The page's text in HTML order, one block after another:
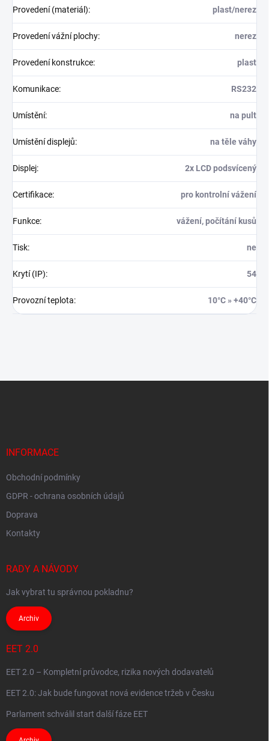
Provedení (materiál): plast/nerez
Provedení vážní plochy: nerez
Provedení konstrukce: plast
Komunikace: RS232
Umístění: na pult
Umístění displejů: na těle váhy
Displej: 2x LCD podsvícený
Certifikace: pro kontrolní vážení
Funkce: vážení, počítání kusů
Tisk: ne
Krytí (IP): 54
Provozní teplota: 10°C » +40°C
INFORMACE
Obchodní podmínky
GDPR - ochrana osobních údajů
Doprava
Kontakty
RADY A NÁVODY
Jak vybrat tu správnou pokladnu?
Archiv
EET 2.0
EET 2.0 – Kompletní průvodce, rizika nových dodavatelů
EET 2.0: Jak bude fungovat nová evidence tržeb v Česku
Parlament schválil start další fáze EET